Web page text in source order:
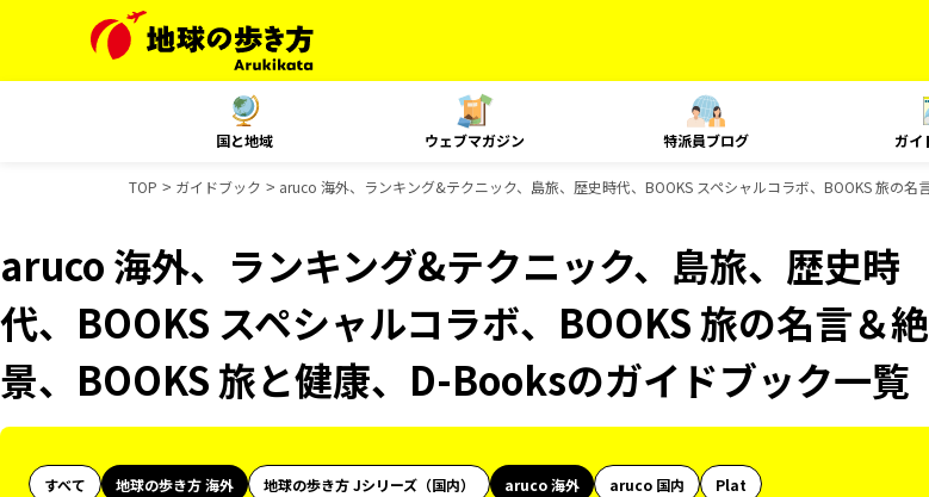
国と地域 ウェブマガジン 特派員ブログ ガイ
TOP ガイドブック aruco 海外、ランキング&テクニック、島旅、歴史時代、BOOKS スペシャルコラボ、BOOKS 旅の
aruco 海外、ランキング&テクニック、島旅、歴史時
代、BOOKS スペシャルコラボ、BOOKS 旅の名言＆絶
景、BOOKS 旅と健康、D-Booksのガイドブック一覧
すべて 地球の歩き方 海外 地球の歩き方 Jシリーズ（国内） aruco 海外 aruco 国内
Plat